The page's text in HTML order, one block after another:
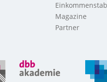
Magazine
Partner